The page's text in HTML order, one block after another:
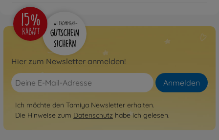
Hier zum Newsletter anmelden!
Anmelden
Ich möchte den Tamiya Newsletter erhalten.
Die Hinweise zum Datenschutz habe ich gelesen.